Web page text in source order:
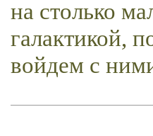
на столько
галактикой,
войдем с